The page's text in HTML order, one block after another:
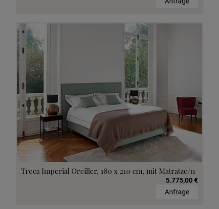
Treca Imperial Oreiller, 180 x 210 cm, mit Matratze/n
5.775,00 €
Anfrage